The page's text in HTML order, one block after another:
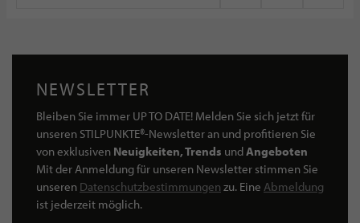
NEWSLETTER
Bleiben Sie immer UP TO DATE! Melden Sie sich jetzt für
unseren STILPUNKTE®-Newsletter an und profitieren Sie
von exklusiven Neuigkeiten, Trends undAngeboten
Mit der Anmeldung für unseren Newsletter stimmen Sie
unseren Datenschutzbestimmungen zu. Eine Abmeldung
ist jederzeit möglich.